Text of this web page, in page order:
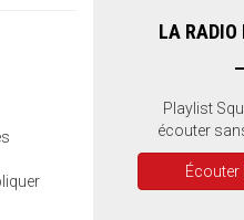
LA RADIO
Playlist
écouter
Écouter